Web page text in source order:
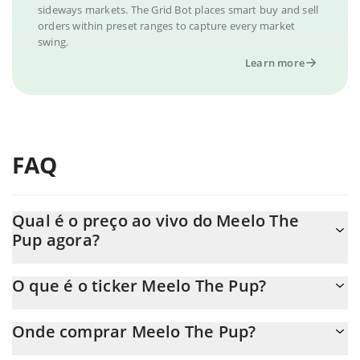
sideways markets. The Grid Bot places smart buy and sell
orders within preset ranges to capture every market
swing.
Learn more
FAQ
Qual é o preço ao vivo do Meelo The
Pup agora?
O que é o ticker Meelo The Pup?
Onde comprar Meelo The Pup?